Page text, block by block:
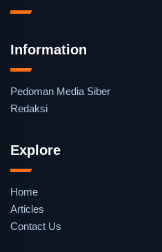
Information
Pedoman Media Siber
Redaksi
Explore
Home
Articles
Contact Us